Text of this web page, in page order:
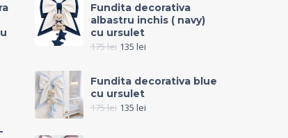
Fundita decorativa
albastru inchis ( navy)
cu ursulet
175lei 135 lei
Fundita decorativa blue
cu ursulet
175lei 135 lei